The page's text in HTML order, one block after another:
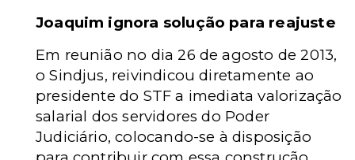
Joaquim ignora solução para reajuste
Em reunião no dia 26 de agosto de 2013,
o Sindjus, reivindicou diretamente ao
presidente do STF a imediata valorização
salarial dos servidores do Poder
Judiciário, colocando-se à disposição